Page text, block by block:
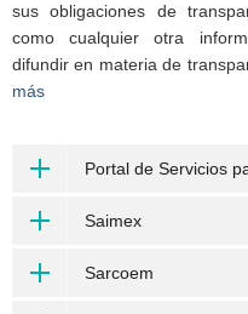
sus obligaciones de
como cualquier otra
difundir en materia de
más
Portal de Servicios
Saimex
Sarcoem